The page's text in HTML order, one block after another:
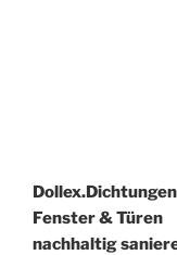
Dollex.Dichtungen
Fenster & Türen
nachhaltig